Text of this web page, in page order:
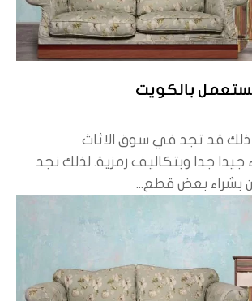
بالكويت
قد تجد في سوق الاثاث
جيدا جدا وبتكاليف رمزية. لذلك نجد
بشراء بعض قطع...